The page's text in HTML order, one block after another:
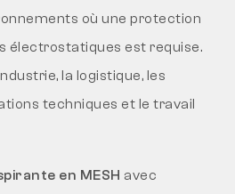
où une protection
électrostatiques est requise.
la logistique, les
techniques et le travail
en MESH avec